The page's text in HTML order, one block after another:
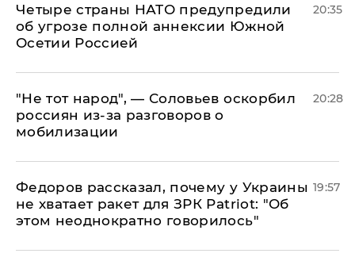
Четыре страны НАТО предупредили
об угрозе полной аннексии Южной
Осетии Россией
20:35
​"Не тот народ", — Соловьев оскорбил
россиян из-за разговоров о
мобилизации
20:28
Федоров рассказал, почему у Украины
не хватает ракет для ЗРК Patriot: "Об
этом неоднократно говорилось"
19:57